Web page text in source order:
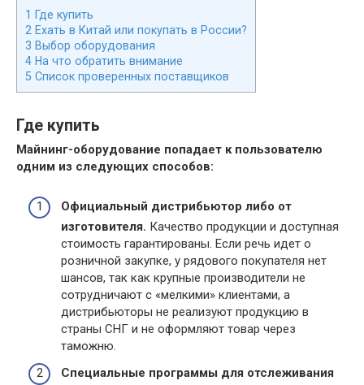
1 Где купить
2 Ехать в Китай или покупать в России?
3 Выбор оборудования
4 На что обратить внимание
5 Список проверенных поставщиков
Где купить
Майнинг-оборудование попадает к пользователю
одним из следующих способов:
Официальный дистрибьютор либо от
изготовителя. Качество продукции и доступная
стоимость гарантированы. Если речь идет о
розничной закупке, у рядового покупателя нет
шансов, так как крупные производители не
сотрудничают с «мелкими» клиентами, а
дистрибьюторы не реализуют продукцию в
страны СНГ и не оформляют товар через
таможню.
Специальные программы для отслеживания